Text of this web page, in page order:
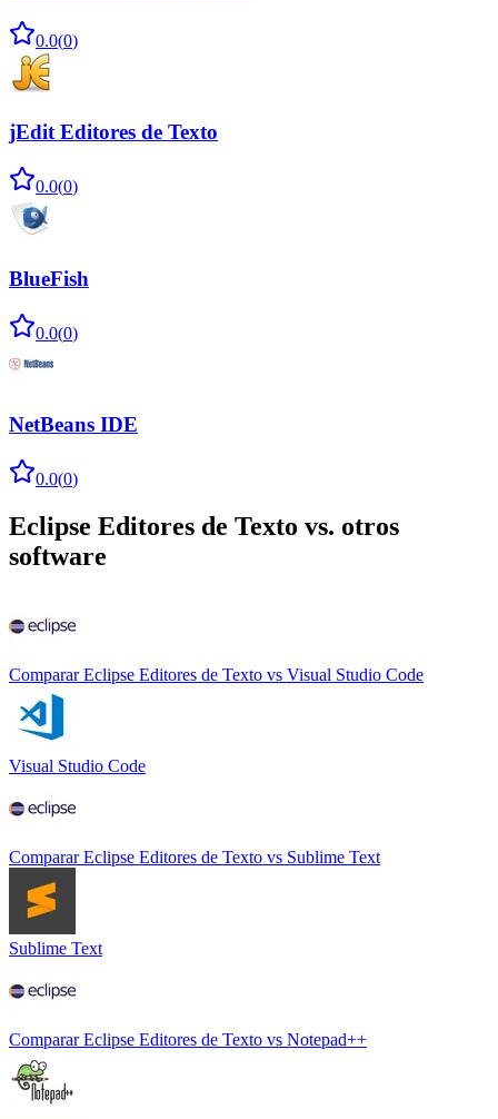
0.0(0)
jEdit Editores de Texto
0.0(0)
BlueFish
0.0(0)
NetBeans IDE
0.0(0)
Eclipse Editores de Texto vs. otros
software
Comparar Eclipse Editores de Texto vs Visual Studio Code
Visual Studio Code
Comparar Eclipse Editores de Texto vs Sublime Text
Sublime Text
Comparar Eclipse Editores de Texto vs Notepad++